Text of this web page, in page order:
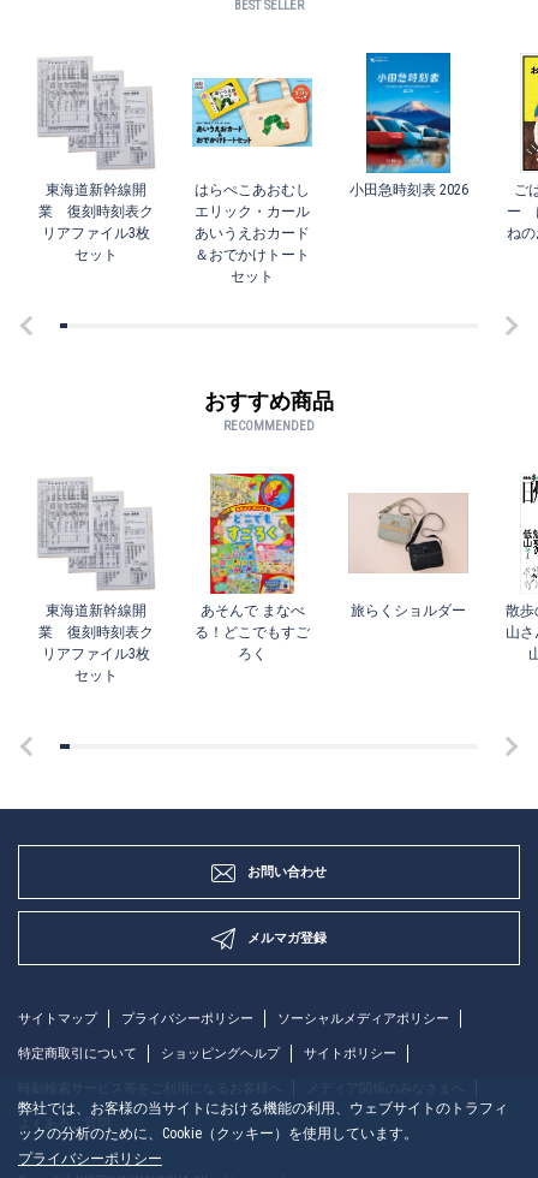
BEST SELLER
東海道新幹線開
業 復刻時刻表ク
リアファイル3枚
セット
はらぺこあおむし
エリック・カール
あいうえおカード
＆おでかけトート
セット
小田急時刻表 2026
ご
ー
ね
おすすめ商品
RECOMMENDED
東海道新幹線開
業 復刻時刻表ク
リアファイル3枚
セット
あそんで まなべ
る！どこでもすご
ろく
旅らくショルダー
散歩
山さ
お問い合わせ
メルマガ登録
サイトマップ プライバシーポリシー ソーシャルメディアポリシー
特定商取引について ショッピングヘルプ サイトポリシー
よくあるご質問
弊社では、お客様の当サイトにおける機能の利用、ウェブサイトのトラフィ
ックの分析のために、Cookie（クッキー）を使用しています。
プライバシーポリシー